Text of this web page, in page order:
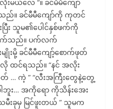
မယ်လေ “။ ခင်မီမီကျော်
ည်။ ခင်မီမီကျော်ကို ကုတင်
ြီး သူမ၏ပေါင်နှစ်ဖက်ကို
က်သည်။ ပက်လက်
ျိုးမို့ ခင်မီမီကျော့်စောက်ဖုတ်
လို ထင်ရသည်။ “နင် အလိုး
… ကဲ့ ” “လီးအကြီးတွေနဲ့တွေ့
ါဘူး… အကိုရော ကိုသိန်းအေး
းခုမှ မြင်ဖူးတယ် ” သူမက